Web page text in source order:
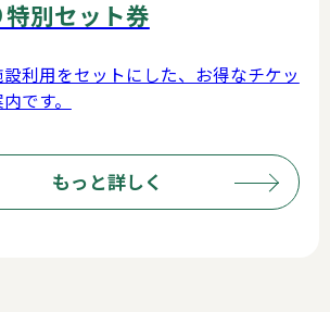
特別セット券
設利用をセットにした、お得なチケッ
です。
もっと詳しく